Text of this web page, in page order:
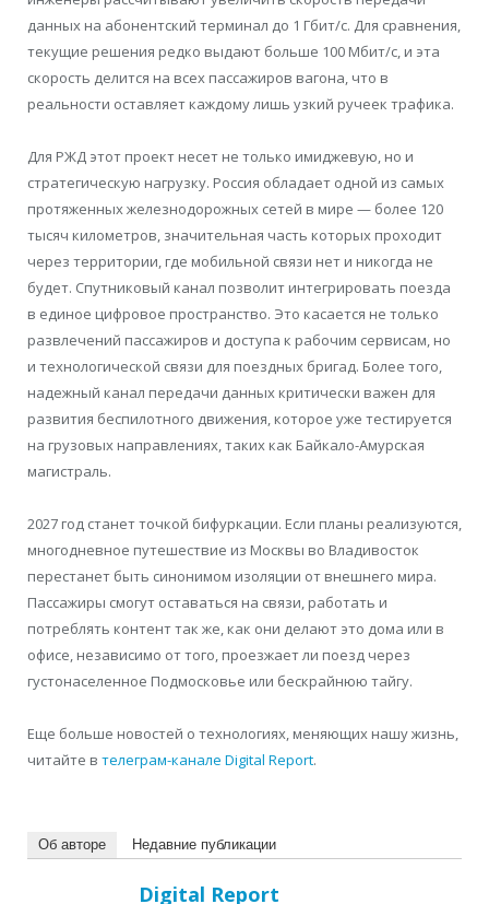
данных на абонентский терминал до 1 Гбит/с. Для сравнения,
текущие решения редко выдают больше 100 Мбит/с, и эта
скорость делится на всех пассажиров вагона, что в
реальности оставляет каждому лишь узкий ручеек трафика.
Для РЖД этот проект несет не только имиджевую, но и
стратегическую нагрузку. Россия обладает одной из самых
протяженных железнодорожных сетей в мире — более 120
тысяч километров, значительная часть которых проходит
через территории, где мобильной связи нет и никогда не
будет. Спутниковый канал позволит интегрировать поезда
в единое цифровое пространство. Это касается не только
развлечений пассажиров и доступа к рабочим сервисам, но
и технологической связи для поездных бригад. Более того,
надежный канал передачи данных критически важен для
развития беспилотного движения, которое уже тестируется
на грузовых направлениях, таких как Байкало-Амурская
магистраль.
2027 год станет точкой бифуркации. Если планы реализуются,
многодневное путешествие из Москвы во Владивосток
перестанет быть синонимом изоляции от внешнего мира.
Пассажиры смогут оставаться на связи, работать и
потреблять контент так же, как они делают это дома или в
офисе, независимо от того, проезжает ли поезд через
густонаселенное Подмосковье или бескрайнюю тайгу.
Еще больше новостей о технологиях, меняющих нашу жизнь,
читайте в телеграм-канале Digital Report.
Об авторе Недавние публикации
Digital Report